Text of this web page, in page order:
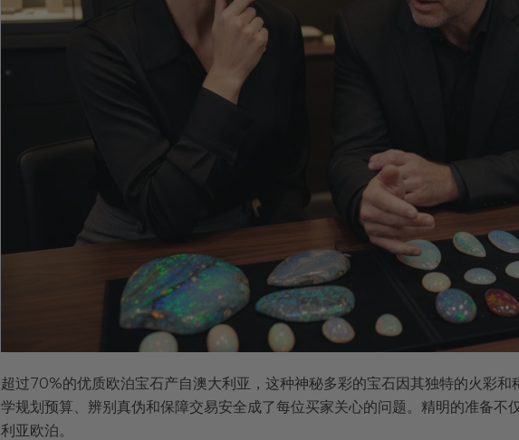
超过70%的优质欧泊宝石产自澳大利亚，这种神秘多彩的宝石因其独特的火彩
学规划预算、辨别真伪和保障交易安全成了每位买家关心的问题。精明的准备不
利亚欧泊。